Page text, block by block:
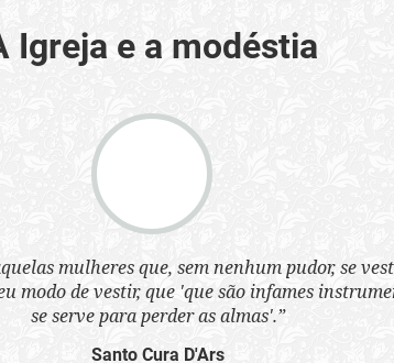
Igreja e a modéstia
mulheres que, sem nenhum pudor, se
modo de vestir, que 'que são infames
se serve para perder as almas'.”
Santo Cura D'Ars